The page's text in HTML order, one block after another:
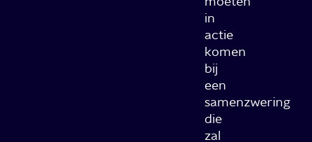
in
actie
komen
bij
een
samenzwering
die
zal